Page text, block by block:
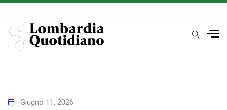
Giugno 11, 2026